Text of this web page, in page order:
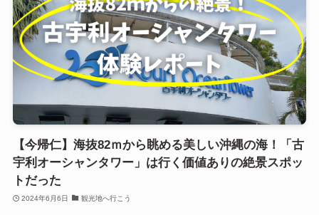
【今帰仁】海抜82ｍから眺める美しい沖縄の海！「古
宇利オーシャンタワー」は行く価値ありの絶景スポッ
トだった
2024年6月6日 観光地へ行こう